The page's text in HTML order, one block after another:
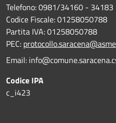
Telefono: 0981/34160 - 34183
Codice Fiscale: 01258050788
Partita IVA: 01258050788
PEC:
Email:
Codice IPA
c_i423